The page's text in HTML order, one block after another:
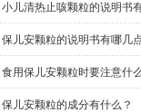
小儿清热止咳颗粒的说明书
保儿安颗粒的说明书有哪几
食用保儿安颗粒时要注意什
保儿安颗粒的成分有什么？